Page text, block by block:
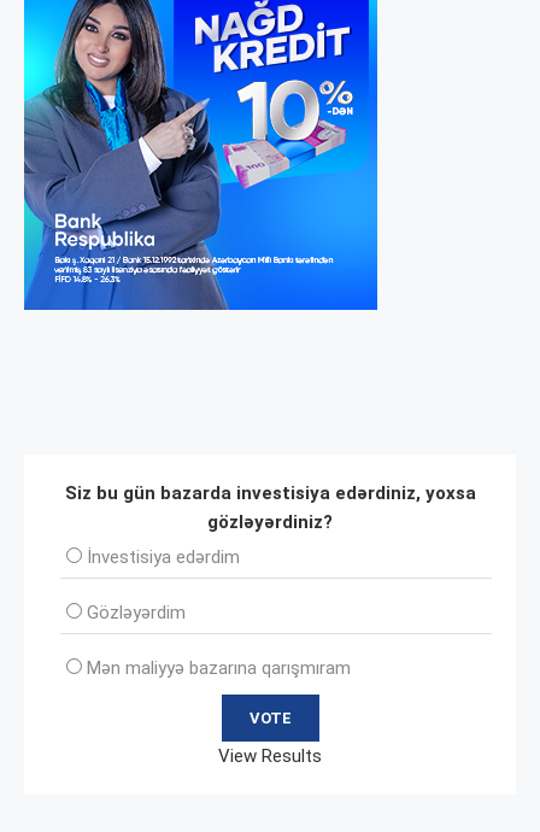
Siz bu gün bazarda investisiya edərdiniz, yoxsa
gözləyərdiniz?
İnvеstisiya edərdim
Gözləyərdim
Mən maliyyə bazarına qarışmıram
View Results